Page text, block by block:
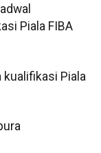
Piala FIBA
kualifikasi Piala